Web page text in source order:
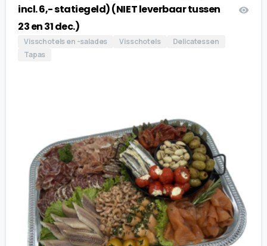
incl. 6,- statiegeld) (NIET leverbaar tussen
23 en 31 dec.)
Visschotels en -salades Visschotels
Delicatessen
Tapas